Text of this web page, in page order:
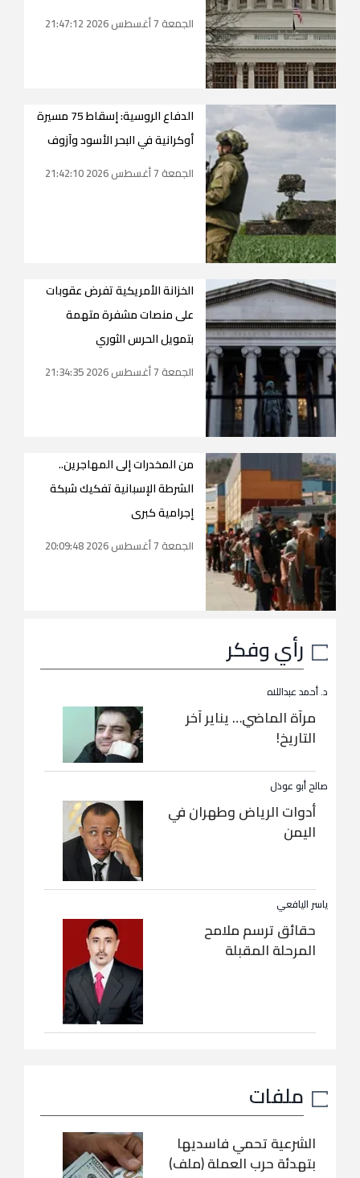
الجمعة 7 أغسطس 2026 21:47:12
الدفاع الروسية: إسقاط 75 مسيرة
أوكرانية في البحر الأسود وآزوف
الجمعة 7 أغسطس 2026 21:42:10
الخزانة الأمريكية تفرض عقوبات
على منصات مشفرة متهمة
بتمويل الحرس الثوري
الجمعة 7 أغسطس 2026 21:34:35
من المخدرات إلى المهاجرين..
الشرطة الإسبانية تفكيك شبكة
إجرامية كبرى
الجمعة 7 أغسطس 2026 20:09:48
رأي وفكر
د. أحمد عبداللاه
مرآة الماضي… يناير آخر
التاريخ!
صالح أبو عوذل
أدوات الرياض وطهران في
اليمن
ياسر اليافعي
حقائق ترسم ملامح
المرحلة المقبلة
ملفات
الشرعية تحمي فاسديها
بتهدئة حرب العملة (ملف)